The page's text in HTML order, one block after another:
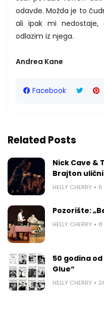
odavde. Možda je to
ali ipak mi
odlazim iz njega.
Andrea Kane
Facebook
Related Posts
Nick Cave &
Brajton
HELLY CHERRY 6
Pozorište:
HELLY CHERRY 8
50 godina
Glue“
HELLY CHERRY